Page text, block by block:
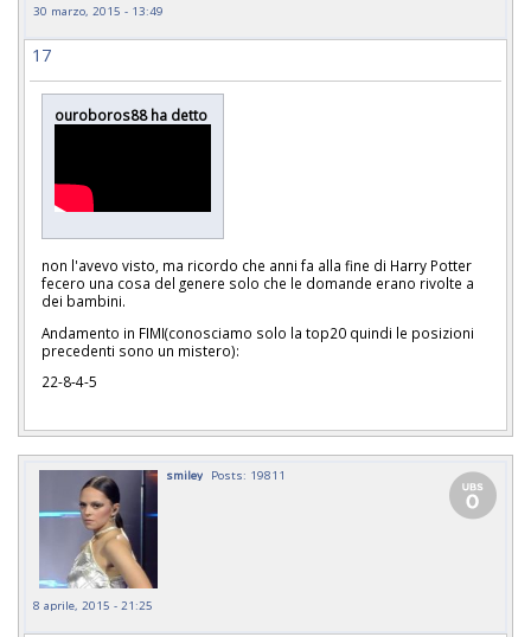
30 marzo, 2015 - 13:49
17
ouroboros88 ha detto
non l'avevo visto, ma ricordo che anni fa alla fine di Harry Potter
fecero una cosa del genere solo che le domande erano rivolte a
dei bambini.
Andamento in FIMI(conosciamo solo la top20 quindi le posizioni
precedenti sono un mistero):
22-8-4-5
smiley Posts: 19811
8 aprile, 2015 - 21:25